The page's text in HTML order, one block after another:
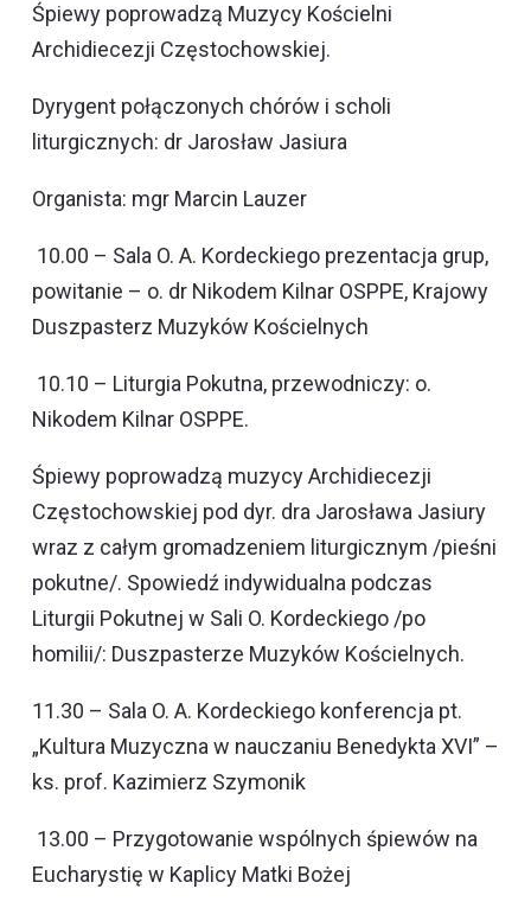
Śpiewy poprowadzą Muzycy Kościelni
Archidiecezji Częstochowskiej.
Dyrygent połączonych chórów i scholi
liturgicznych: dr Jarosław Jasiura
Organista: mgr Marcin Lauzer
10.00 – Sala O. A. Kordeckiego prezentacja grup,
powitanie – o. dr Nikodem Kilnar OSPPE, Krajowy
Duszpasterz Muzyków Kościelnych
10.10 – Liturgia Pokutna, przewodniczy: o.
Nikodem Kilnar OSPPE.
Śpiewy poprowadzą muzycy Archidiecezji
Częstochowskiej pod dyr. dra Jarosława Jasiury
wraz z całym gromadzeniem liturgicznym /pieśni
pokutne/. Spowiedź indywidualna podczas
Liturgii Pokutnej w Sali O. Kordeckiego /po
homilii/: Duszpasterze Muzyków Kościelnych.
11.30 – Sala O. A. Kordeckiego konferencja pt.
„Kultura Muzyczna w nauczaniu Benedykta XVI” –
ks. prof. Kazimierz Szymonik
13.00 – Przygotowanie wspólnych śpiewów na
Eucharystię w Kaplicy Matki Bożej